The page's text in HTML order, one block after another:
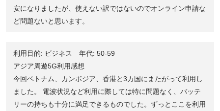
安になりましたが、使えない訳ではないのでオンライン申請な
ど問題ないと思います。
利用目的: ビジネス 年代: 50-59
アジア周遊5G利用感想
今回ベトナム、カンボジア、香港と3カ国にまたがって利用し
ました。 電波状況など利用に際しては特に問題なく、バッテ
リーの持ちも十分に満足できるものでした。ずっとここを利用